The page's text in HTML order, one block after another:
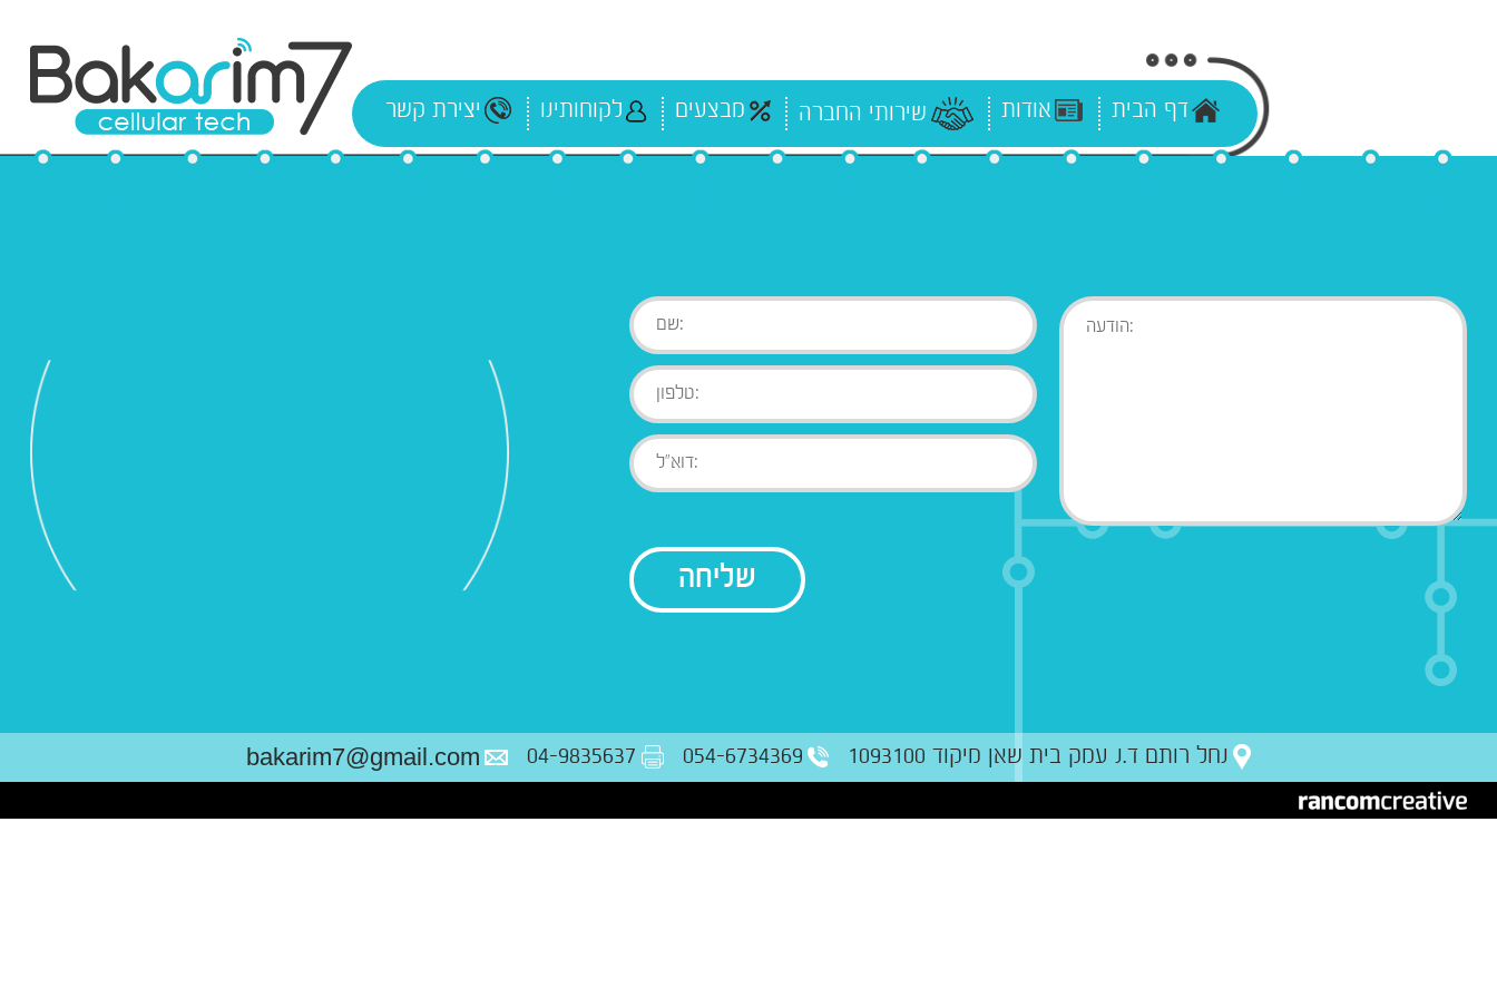
דף הבית אודות שירותי החברה מבצעים לקוחותינו יצירת קשר
נחל רותם ד.נ עמק בית שאן מיקוד 1093100 054-6734369
04-9835637
bakarim7@gmail.com